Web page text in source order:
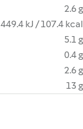
2.6 g
449.4 kJ / 107.4 kcal
5.1 g
0.4 g
2.6 g
13 g